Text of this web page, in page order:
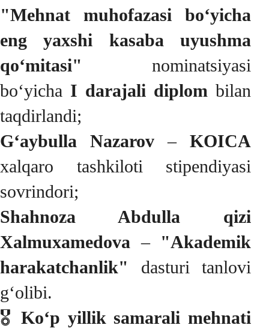
"Mehnat muhofazasi bo‘yicha
eng yaxshi kasaba uyushma
qo‘mitasi" nominatsiyasi
bo‘yicha I darajali diplom bilan
taqdirlandi;
G‘aybulla Nazarov – KOICA
xalqaro tashkiloti stipendiyasi
sovrindori;
Shahnoza Abdulla qizi
Xalmuxamedova – "Akademik
harakatchanlik" dasturi tanlovi
g‘olibi.
🎖Ko‘p yillik samarali mehnati